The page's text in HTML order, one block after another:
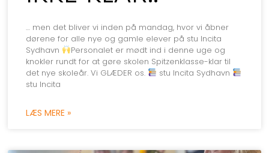
… men det bliver vi inden på mandag, hvor vi åbner
dørene for alle nye og gamle elever på stu Incita
Sydhavn
Personalet er mødt ind i denne uge og
knokler rundt for at gøre skolen Spitzenklasse-klar til
det nye skoleår. Vi GLÆDER os.
stu Incita Sydhavn
stu Incita
LÆS MERE »